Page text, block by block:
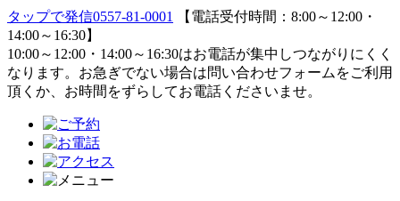
タップで発信0557-81-0001
【電話受付時間：8:00～12:00・
14:00～16:30】
10:00～12:00・14:00～16:30はお電話が集中しつながりにくく
なります。お急ぎでない場合は問い合わせフォームをご利用
頂くか、お時間をずらしてお電話くださいませ。